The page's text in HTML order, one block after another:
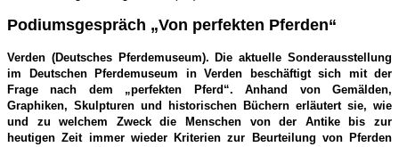
Podiumsgespräch „Von perfekten Pferden“
Verden (Deutsches Pferdemuseum). Die aktuelle Sonderausstellung
im Deutschen Pferdemuseum in Verden beschäftigt sich mit der
Frage nach dem „perfekten Pferd“. Anhand von Gemälden,
Graphiken, Skulpturen und historischen Büchern erläutert sie, wie
und zu welchem Zweck die Menschen von der Antike bis zur
heutigen Zeit immer wieder Kriterien zur Beurteilung von Pferden